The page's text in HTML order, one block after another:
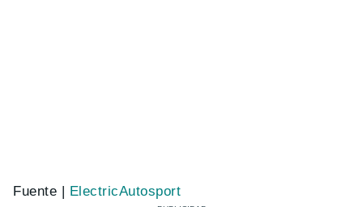
Fuente | ElectricAutosport